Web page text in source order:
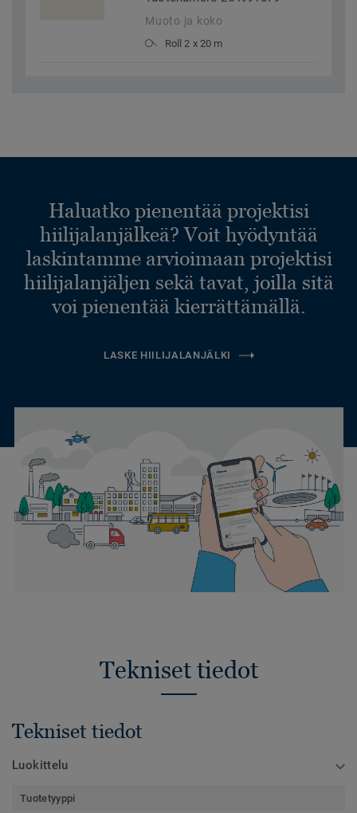
Muoto ja koko
Roll 2 x 20 m
Haluatko pienentää projektisi
hiilijalanjälkeä? Voit hyödyntää
laskintamme arvioimaan projektisi
hiilijalanjäljen sekä tavat, joilla sitä
voi pienentää kierrättämällä.
LASKE HIILIJALANJÄLKI
Tekniset tiedot
Tekniset tiedot
Luokittelu
Tuotetyyppi